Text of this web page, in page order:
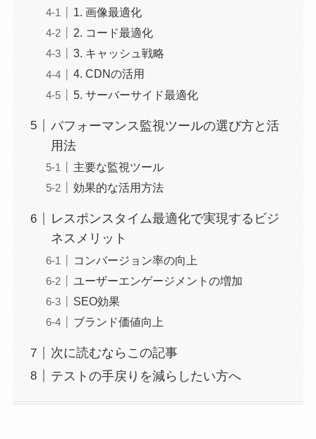
1. 画像最適化
2. コード最適化
3. キャッシュ戦略
4. CDNの活用
5. サーバーサイド最適化
パフォーマンス監視ツールの選び方と活
用法
主要な監視ツール
効果的な活用方法
レスポンスタイム最適化で実現するビジ
ネスメリット
コンバージョン率の向上
ユーザーエンゲージメントの増加
SEO効果
ブランド価値向上
次に読むならこの記事
テストの手戻りを減らしたい方へ